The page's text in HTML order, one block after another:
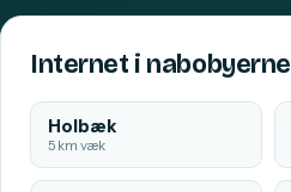
Internet i nabobyerne
Holbæk
5 km væk